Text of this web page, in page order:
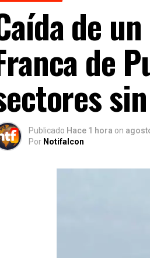
de
de
Publicado Hace 1 hora on
Por Notifalcon